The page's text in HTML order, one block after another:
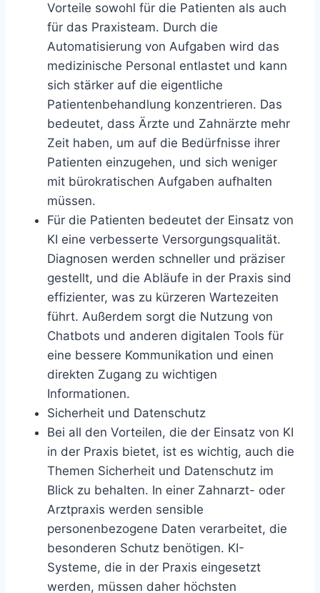
Vorteile sowohl für die Patienten als auch
für das Praxisteam. Durch die
Automatisierung von Aufgaben wird das
medizinische Personal entlastet und kann
sich stärker auf die eigentliche
Patientenbehandlung konzentrieren. Das
bedeutet, dass Ärzte und Zahnärzte mehr
Zeit haben, um auf die Bedürfnisse ihrer
Patienten einzugehen, und sich weniger
mit bürokratischen Aufgaben aufhalten
müssen.
Für die Patienten bedeutet der Einsatz von
KI eine verbesserte Versorgungsqualität.
Diagnosen werden schneller und präziser
gestellt, und die Abläufe in der Praxis sind
effizienter, was zu kürzeren Wartezeiten
führt. Außerdem sorgt die Nutzung von
Chatbots und anderen digitalen Tools für
eine bessere Kommunikation und einen
direkten Zugang zu wichtigen
Informationen.
Sicherheit und Datenschutz
Bei all den Vorteilen, die der Einsatz von KI
in der Praxis bietet, ist es wichtig, auch die
Themen Sicherheit und Datenschutz im
Blick zu behalten. In einer Zahnarzt- oder
Arztpraxis werden sensible
personenbezogene Daten verarbeitet, die
besonderen Schutz benötigen. KI-
Systeme, die in der Praxis eingesetzt
werden, müssen daher höchsten